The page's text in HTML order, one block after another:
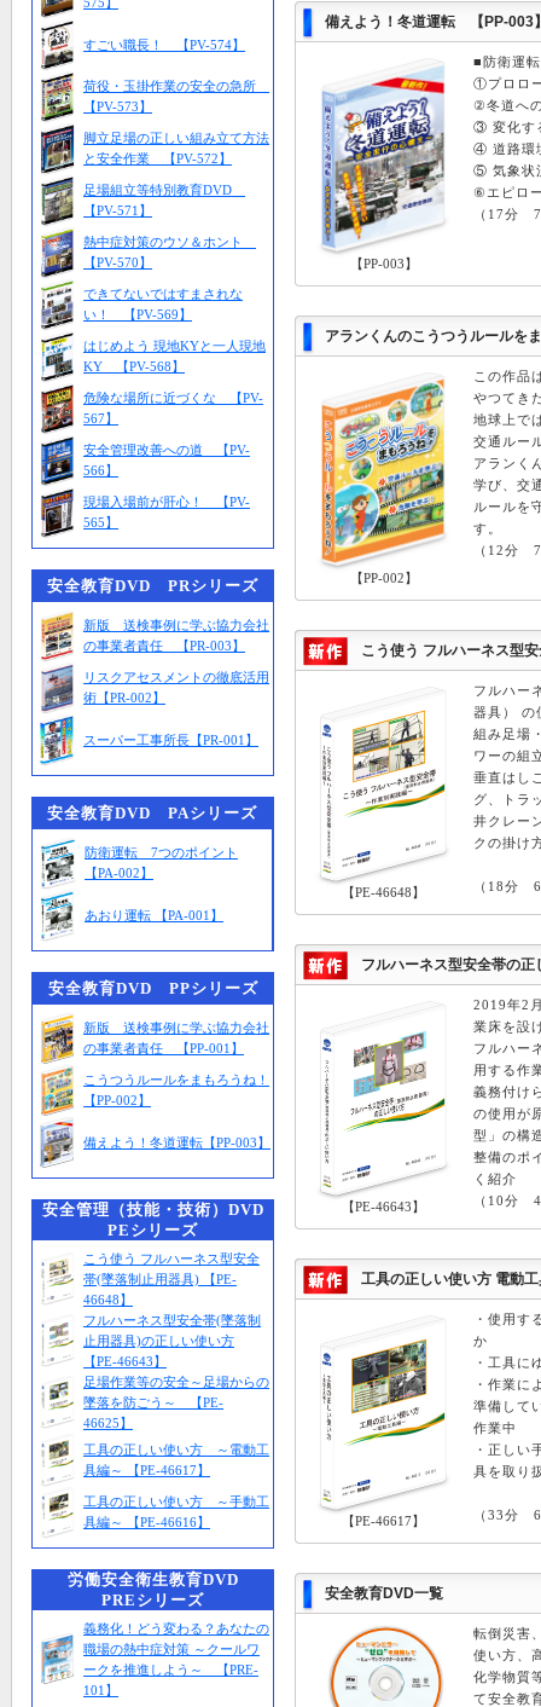
すごい職長！ 【PV-574】
荷役・玉掛作業の安全の急所
【PV-573】
脚立足場の正しい組み立て方法
と安全作業 【PV-572】
足場組立等特別教育DVD
【PV-571】
熱中症対策のウソ＆ホント
【PV-570】
できてないではすまされな
い！ 【PV-569】
はじめよう 現地KYと一人現地
KY 【PV-568】
危険な場所に近づくな 【PV-
567】
安全管理改善への道 【PV-
566】
現場入場前が肝心！ 【PV-
565】
安全教育DVD PRシリーズ
新版 送検事例に学ぶ協力会社
の事業者責任 【PR-003】
リスクアセスメントの徹底活用
術【PR-002】
スーパー工事所長【PR-001】
安全教育DVD PAシリーズ
防衛運転 7つのポイント
【PA-002】
あおり運転 【PA-001】
安全教育DVD PPシリーズ
新版 送検事例に学ぶ協力会社
の事業者責任 【PP-001】
こうつうルールをまもろうね！
【PP-002】
備えよう！冬道運転【PP-003】
安全管理（技能・技術）DVD
PEシリーズ
こう使う フルハーネス型安全
帯(墜落制止用器具) 【PE-
46648】
フルハーネス型安全帯(墜落制
止用器具)の正しい使い方
【PE-46643】
足場作業等の安全～足場からの
墜落を防ごう～ 【PE-
46625】
工具の正しい使い方 ～電動工
具編～ 【PE-46617】
工具の正しい使い方 ～手動工
具編～ 【PE-46616】
労働安全衛生教育DVD
PREシリーズ
義務化！どう変わる？あなたの
職場の熱中症対策 ～クールワ
ークを推進しよう～ 【PRE-
101】
備えよう！冬道運転 【PP-003
【PP-003】
■防衛運
①プロロ
②冬道へ
③ 変化
④ 道路
⑤ 気象状
⑥エピロ
（17分
アランくんのこうつうルールを
【PP-002】
この作品
やつてき
地球上で
交通ルー
アランく
学び、交
ルールを
す。
（12分
こう使う フルハーネス型
【PE-46648】
フルハー
器具） の
組み足場
ワーの組
垂直はし
グ、トラ
井クレー
クの掛け
（18分
フルハーネス型安全帯の
【PE-46643】
2019年2
業床を設
フルハー
用する作
義務付け
の使用が
型」の構
整備のポ
く紹介
（10分
工具の正しい使い方 電動
【PE-46617】
・使用す
か
・工具に
・作業に
準備して
作業中
・正しい
具を取り
（33分
安全教育DVD一覧
転倒災害
使い方、
化学物質
て安全教